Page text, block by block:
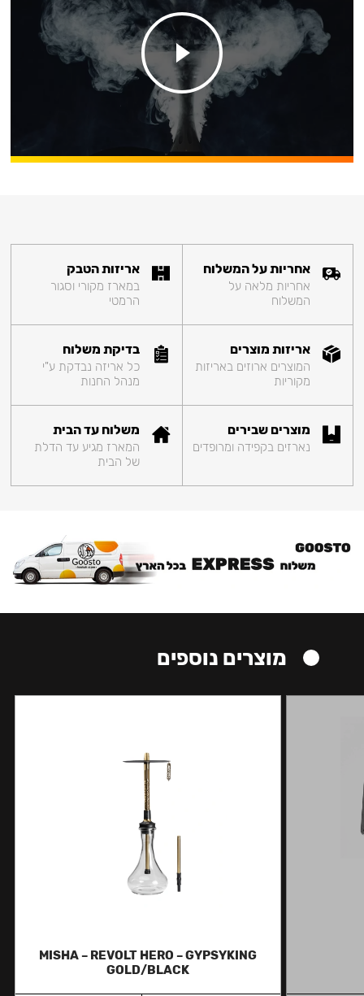
אחריות על המשלוח
אחריות מלאה על
המשלוח
אריזות הטבק
במארז מקורי וסגור
הרמטי
אריזות מוצרים
המוצרים ארוזים באריזות
מקוריות
בדיקת משלוח
כל אריזה נבדקת ע"י
מנהל החנות
מוצרים שבירים
נארזים בקפידה ומרופדים
משלוח עד הבית
המארז מגיע עד הדלת
של הבית
מוצרים נוספים
MISHA – REVOLT HERO – GYPSYKING
GOLD/BLACK